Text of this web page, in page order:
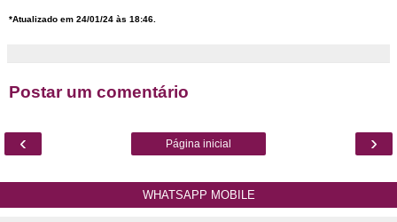
*Atualizado em 24/01/24 às 18:46.
Postar um comentário
‹ ›
Página inicial
WHATSAPP MOBILE